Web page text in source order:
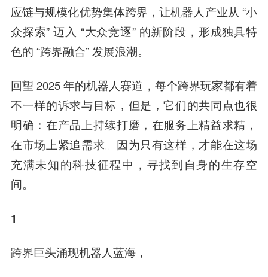
应链与规模化优势集体跨界，让机器人产业从 “小
众探索” 迈入 “大众竞逐” 的新阶段，形成独具特
色的 “跨界融合” 发展浪潮。
回望 2025 年的机器人赛道，每个跨界玩家都有着
不一样的诉求与目标，但是，它们的共同点也很
明确：在产品上持续打磨，在服务上精益求精，
在市场上紧追需求。因为只有这样，才能在这场
充满未知的科技征程中，寻找到自身的生存空
间。
1
跨界巨头涌现机器人蓝海，